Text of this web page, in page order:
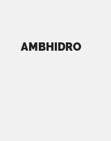
AMBHIDRO